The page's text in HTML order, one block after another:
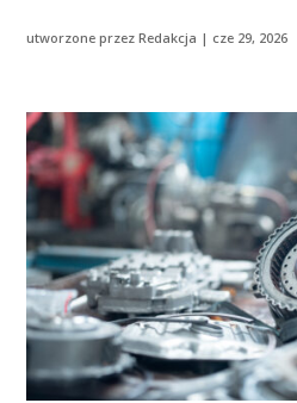
utworzone przezRedakcja | cze 29, 2026